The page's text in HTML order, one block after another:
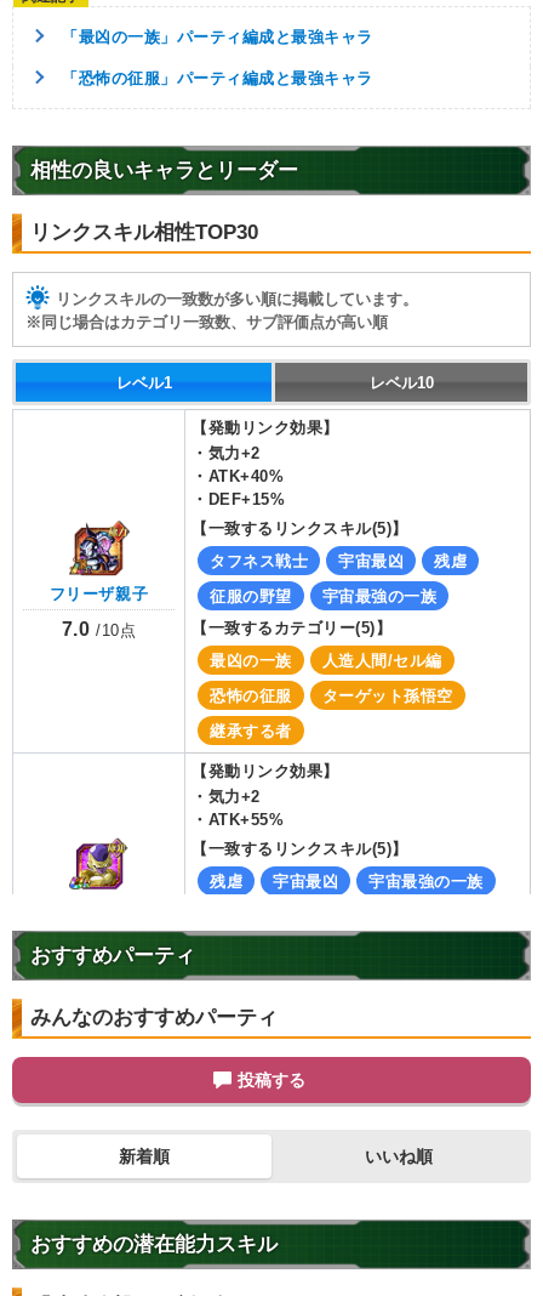
「最凶の一族」パーティ編成と最強キャラ
「恐怖の征服」パーティ編成と最強キャラ
相性の良いキャラとリーダー
リンクスキル相性TOP30
リンクスキルの一致数が多い順に掲載しています。
※同じ場合はカテゴリ一致数、サブ評価点が高い順
レベル1 レベル10
フリーザ親子
7.0 /10 点
【発動リンク効果】
・ 気力+2
・ ATK+40%
・ DEF+15%
【一致するリンクスキル(5)】
タフネス戦士
宇宙最凶
残虐
征服の野望
宇宙最強の一族
【一致するカテゴリー(5)】
最凶の一族
人造人間/セル編
恐怖の征服
ターゲット孫悟空
継承する者
8.0
【発動リンク効果】
・ 気力+2
・ ATK+55%
【一致するリンクスキル(5)】
残虐
宇宙最凶
宇宙最強の一族
【一致するカテゴリー(
最凶の一族
恐怖の征服
ターゲット孫悟空
8.0 /10点
【発動リンク効果】
気力+2
・ATK+55%
【一致するリンクスキル(
宇宙最強の一族
【一致するカテゴリー(
最凶の一族
恐怖の征服
おすすめパーティ
みんなのおすすめパーティ
投稿する
新着順 いいね順
おすすめの潜在能力スキル